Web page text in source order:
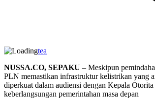
tea
NUSSA.CO, SEPAKU – Meskipun
PLN memastikan infrastruktur kelistrikan yang
diperkuat dalam audiensi dengan Kepala
keberlangsungan pemerintahan masa depan